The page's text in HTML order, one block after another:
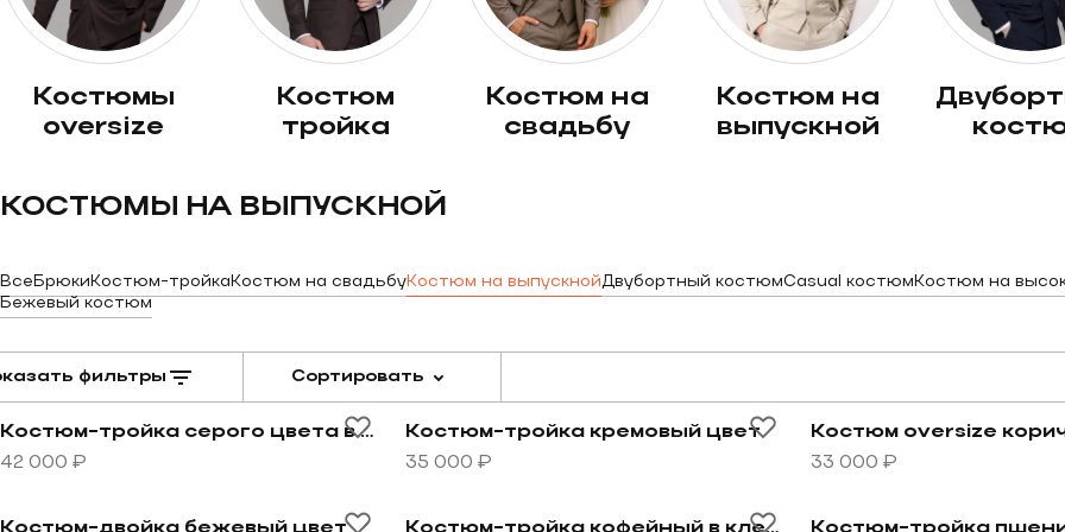
костюмы
oversize
костюм
тройка
костюм на
свадьбу
костюм на
выпускной
двубортный
КОСТЮМЫ НА ВЫПУСКНОЙ
ВсеБрюкиКостюм-тройкаКостюм на свадьбуКостюм на выпускнойДвубортный костюмCasual костюмКостюм на
Бежевый костюм
фильтры Сортировать
Перейти к товару Костюм-тройка серого цвета в клетку
Костюм-тройка серого цвета в клетку
42 000 ₽
Перейти к товару Костюм-тройка кремовый цвет
Костюм-тройка кремовый цвет
35 000 ₽
Перейти к товару
33 000 ₽
Перейти к товару Костюм-двойка бежевый цветПерейти к товару Костюм-тройка кофейный в клетку
Перейти к товару